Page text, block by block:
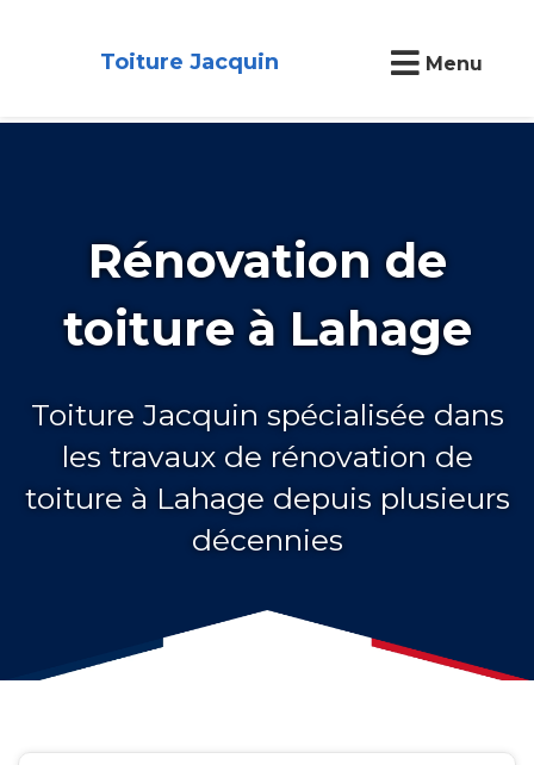
Toiture Jacquin Menu
Rénovation de
toiture à Lahage
Toiture Jacquin spécialisée dans
les travaux de rénovation de
toiture à Lahage depuis plusieurs
décennies